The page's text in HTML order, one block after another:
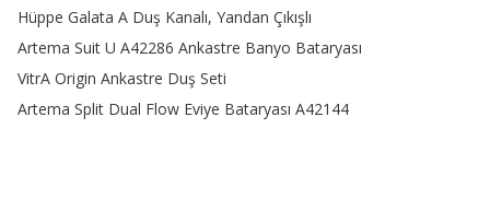
Hüppe Galata A Duş Kanalı, Yandan Çıkışlı
Artema Suit U A42286 Ankastre Banyo Bataryası
VitrA Origin Ankastre Duş Seti
Artema Split Dual Flow Eviye Bataryası A42144